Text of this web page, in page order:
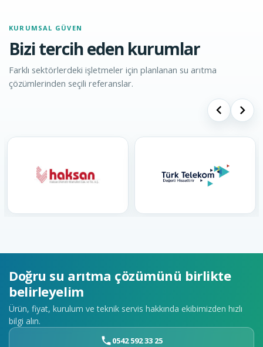
KURUMSAL GÜVEN
Bizi tercih eden kurumlar
Farklı sektörlerdeki işletmeler için planlanan su arıtma
çözümlerinden seçili referanslar.
Doğru su arıtma çözümünü birlikte
belirleyelim
Ürün, fiyat, kurulum ve teknik servis hakkında ekibimizden hızlı
bilgi alın.
0542 592 33 25